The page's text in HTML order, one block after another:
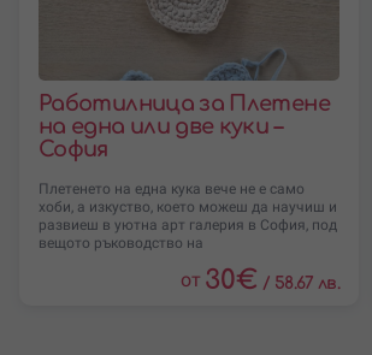
Работилница за Плетене
на една или две куки –
София
Плетенето на една кука вече не е само
хоби, а изкуство, което можеш да научиш и
развиеш в уютна арт галерия в София, под
вещото ръководство на
от 30€ / 58.67 лв.